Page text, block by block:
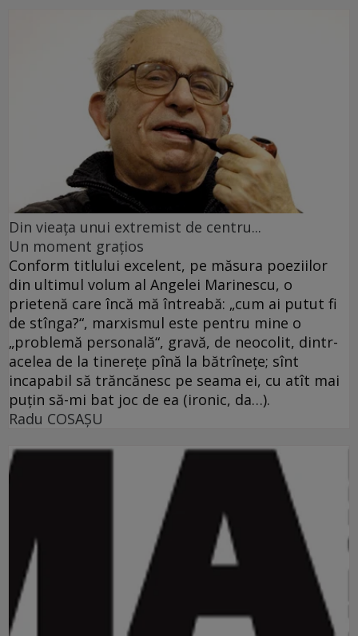
Din vieaţa unui extremist de centru...
Un moment graţios
Conform titlului excelent, pe măsura poeziilor
din ultimul volum al Angelei Marinescu, o
prietenă care încă mă întreabă: „cum ai putut fi
de stînga?“, marxismul este pentru mine o
„problemă personală“, gravă, de neocolit, dintr-
acelea de la tinereţe pînă la bătrîneţe; sînt
incapabil să trăncănesc pe seama ei, cu atît mai
puţin să-mi bat joc de ea (ironic, da…).
Radu COSAŞU